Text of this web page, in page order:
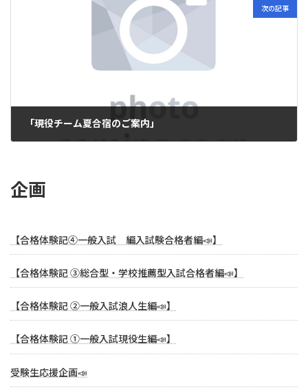
次の記事
「現役チーム夏合宿のご案内」
2024年7月4日
企画
【合格体験記④一般入試 編入試験合格者編📣】
【合格体験記 ③総合型・学校推薦型入試合格者編📣】
【合格体験記 ②一般入試浪人生編📣】
【合格体験記 ①一般入試現役生編📣】
受験生応援企画📣